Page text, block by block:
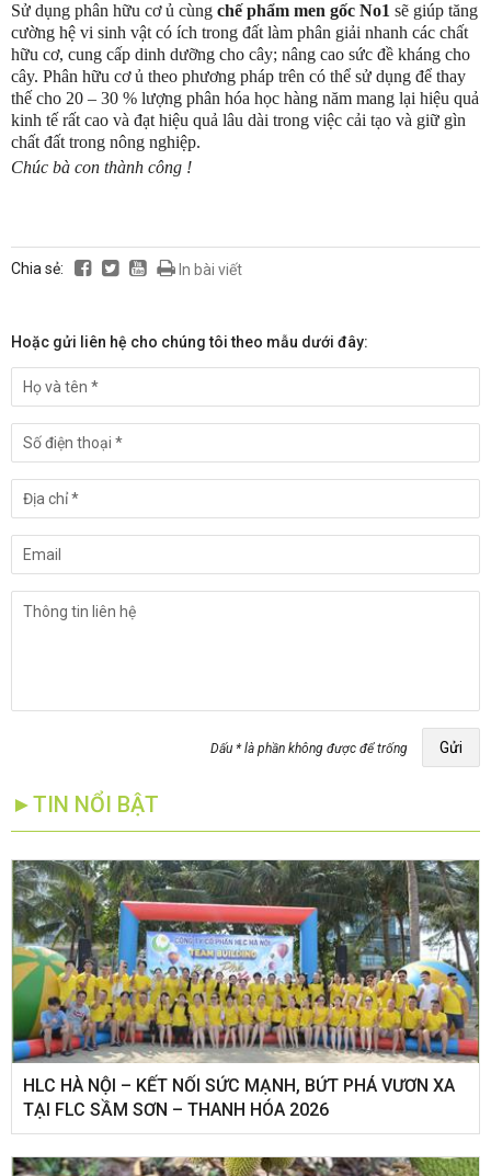
Sử dụng phân hữu cơ ủ cùng chế phẩm men gốc No1 sẽ giúp tăng
cường hệ vi sinh vật có ích trong đất làm phân giải nhanh các chất
hữu cơ, cung cấp dinh dưỡng cho cây; nâng cao sức đề kháng cho
cây. Phân hữu cơ ủ theo phương pháp trên có thể sử dụng để thay
thế cho 20 – 30 % lượng phân hóa học hàng năm mang lại hiệu quả
kinh tế rất cao và đạt hiệu quả lâu dài trong việc cải tạo và giữ gìn
chất đất trong nông nghiệp.
Chúc bà con thành công !
Chia sẻ: In bài viết
Hoặc gửi liên hệ cho chúng tôi theo mẫu dưới đây:
Dấu * là phần không được để trống Gửi
►TIN NỔI BẬT
HLC HÀ NỘI – KẾT NỐI SỨC MẠNH, BỨT PHÁ VƯƠN XA
TẠI FLC SẦM SƠN – THANH HÓA 2026